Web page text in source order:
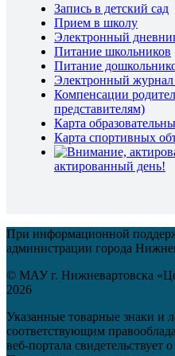
Запись в детский сад
Прием в школу
Электронный
Питание школьников
Питание
Электронный журнал
Компенсации
представителям)
Карта
Карта спортивных
актированный день!
При информационной
администрации города
© МАУ г. Нижневартовска
2026
Указанные товарные знаки и
соответствующим
веб-портала свидетельствует